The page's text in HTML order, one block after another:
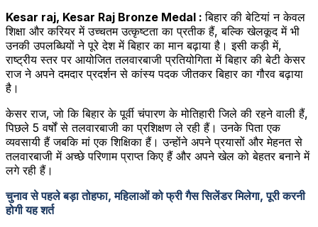
Kesar raj, Kesar Raj Bronze Medal :बिहार की बेटियां न केवल
शिक्षा और करियर में उच्चतम उत्कृष्टता का प्रतीक हैं, बल्कि खेलकूद में भी
उनकी उपलब्धियों ने पूरे देश में बिहार का मान बढ़ाया है। इसी कड़ी में,
राष्ट्रीय स्तर पर आयोजित तलवारबाजी प्रतियोगिता में बिहार की बेटी केसर
राज ने अपने दमदार प्रदर्शन से कांस्य पदक जीतकर बिहार का गौरव बढ़ाया
है।
केसर राज, जो कि बिहार के पूर्वी चंपारण के मोतिहारी जिले की रहने वाली हैं,
पिछले 5 वर्षों से तलवारबाजी का प्रशिक्षण ले रही हैं। उनके पिता एक
व्यवसायी हैं जबकि मां एक शिक्षिका हैं। उन्होंने अपने प्रयासों और मेहनत से
तलवारबाजी में अच्छे परिणाम प्राप्त किए हैं और अपने खेल को बेहतर बनाने में
लगे रही हैं।
चुनाव से पहले बड़ा तोहफा, महिलाओं को फ्री गैस सिलेंडर मिलेगा, पूरी करनी
होगी यह शर्त